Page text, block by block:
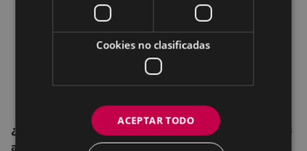
Para fomentar la lectura entre los jóvenes de la
CAE.
Formar una PLATAFORMA BOOKTUBER DE LA
CAE, poner la primera semilla de una
COMUNIDAD DE BOOKTUBERS
EUSKALDUNES.
¿Para quién? Para jóvenes de la CAE
entre 14 y 18
años
Cookies no clasificadas
ACEPTAR TODO